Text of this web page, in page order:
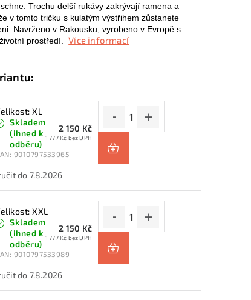
Trochu delší rukávy zakrývají ramena a
v tomto tričku s kulatým výstřihem zůstanete
Navrženo v Rakousku, vyrobeno v Evropě s
prostředí.
Více informací
XL
Skladem
(ihned k
odběru)
9010797533965
2 150 Kč
1 777 Kč bez DPH
7.8.2026
XXL
Skladem
(ihned k
odběru)
9010797533989
2 150 Kč
1 777 Kč bez DPH
7.8.2026